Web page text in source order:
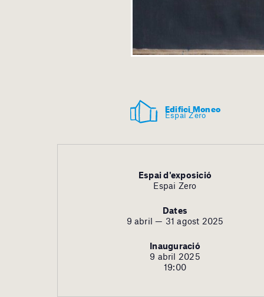
Edifici Moneo
Espai Zero
Espai d'exposició
Espai Zero
Dates
9 abril — 31 agost 2025
Inauguració
9 abril 2025
19:00